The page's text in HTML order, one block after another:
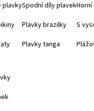
plavkySpodní díly plavek
Plavky brazilky
Plavky tanga
S